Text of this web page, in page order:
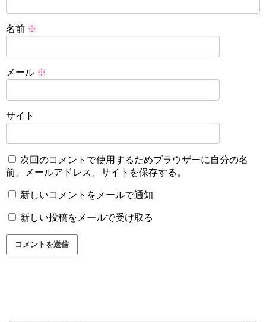
名前 ※
メール ※
サイト
次回のコメントで使用するためブラウザーに自分の名
前、メールアドレス、サイトを保存する。
新しいコメントをメールで通知
新しい投稿をメールで受け取る